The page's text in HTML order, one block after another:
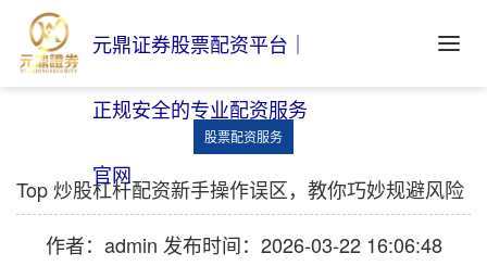
元鼎证券股票配资平台｜
正规安全的专业配资服务
官网
股票配资服务
Top 炒股杠杆配资新手操作误区，教你巧妙规避风险
作者：admin 发布时间：2026-03-22 16:06:48